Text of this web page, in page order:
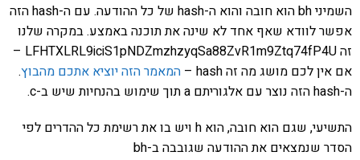
השמיני bh הוא חובה והוא ה-hash של כל ההודעה. עם ה-hash הזה
אפשר לוודא שאף אחד לא שינה את תוכנה באמצע. במקרה שלנו
זה LFHTXLRL9iciS1pNDZmzhzyqSa88ZvR1m9Ztq74fP4U –
אם אין לכם מושג מה זה hash –
המאמר הזה יוציא אתכם מהבוץ.
ה-hash הזה נוצר עם אלגוריתם a תוך שימוש בהנחיות שיש ב-c.
התשיעי, שגם הוא חובה, הוא h ויש בו את רשימת כל ההדרים לפי
הסדר שנמצאים את ההודעה שגובבה ב-bh